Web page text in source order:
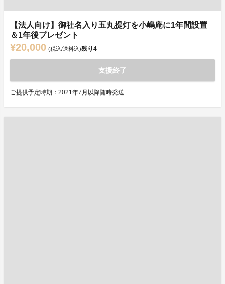
【法人向け】御社名入り五丸提灯を小嶋庵に1年間設置
＆1年後プレゼント
¥20,000 (税込/送料込)残り4
支援終了
ご提供予定時期：2021年7月以降随時発送